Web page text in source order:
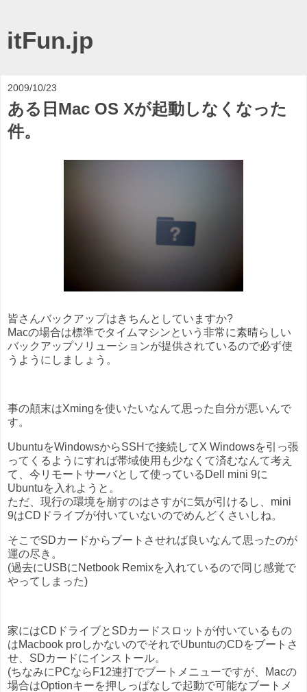
itFun.jp
2009/10/23
ある日Mac OS Xが起動しなくなった
件。
皆さんバックアップはきちんとしていますか?
Macの場合は標準でタイムマシンという非常に素晴らしい
バックアップソリューションが提供されているので必ず使
うようにしましょう。
事の顛末はXmingを使いたいなんて思った自分が悪いんで
す。
UbuntuをWindowsからSSHで接続してX Windowsを引っ張
ってくるようにすれば帯域使用も少なくて済むなんて考え
て、今リモートサーバとして使っているDell mini 9に
Ubuntuを入れようと。
ただ、現行の環境を崩すのはさすがに気が引けるし、mini
9はCDドライブが付いていないのでめんどくさいしね。
そこでSDカードからブートさせれば良いなんて思ったのが
運の尽き。
(過去にUSBにNetbook Remixを入れているので同じ感覚で
やってしまった)
家にはCDドライブとSDカードスロットが付いているもの
はMacbook proしかないのでそれでUbuntuのCDをブートさ
せ、SDカードにインストール。
(ちなみにPCならF12連打でブートメニューですが、Macの
場合はOptionキーを押しっぱなしで起動で可能なブートメ